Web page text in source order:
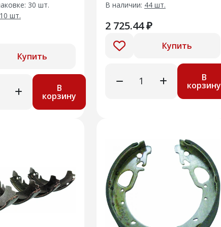
30 шт.
10 шт.
Купить
В
корзину
В наличии: 44 шт.
2 725.44 ₽
Купить
В
корзину